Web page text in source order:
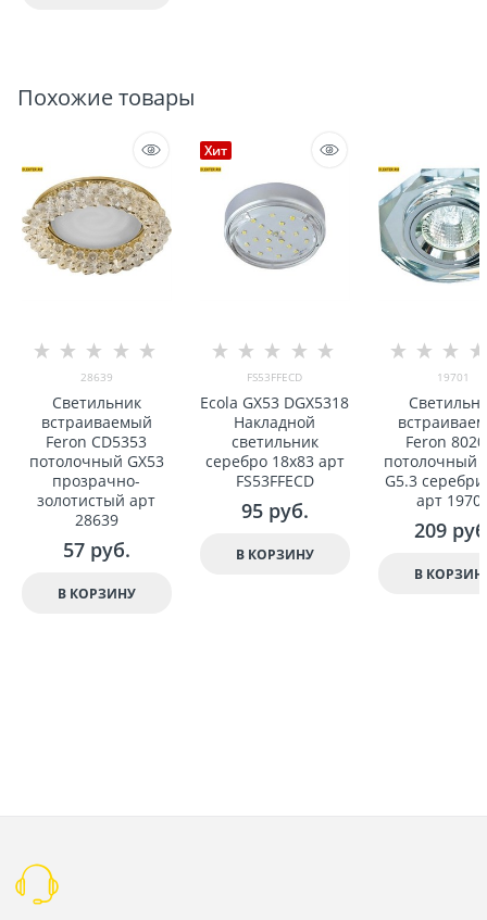
Похожие товары
28639
Светильник
встраиваемый
Feron CD5353
потолочный GX53
прозрачно-
золотистый арт
28639
57 руб.
В КОРЗИНУ
Хит
FS53FFECD
Ecola GX53 DGX5318
Накладной
светильник
серебро 18x83 арт
FS53FFECD
95 руб.
В КОРЗИНУ
19701
Feron
потолочный
G5.3
арт
209
В